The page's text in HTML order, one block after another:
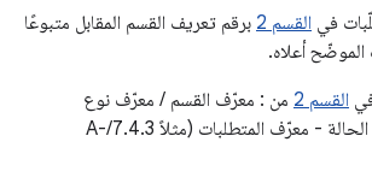
القسم 2 برقم تعريف القسم المقابل متبوعًا
أعلاه.
2 من : معرّف القسم / معرّف نوع
الجهاز - معرّف الحالة - معرّف المتطلبات (مثلاً 7.4.3/A-